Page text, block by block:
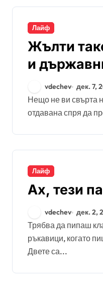
Лайф
Жълти
и
vdechev дек. 7,
Нещо не ви свърта на едно място, но времето
отдавана спря да
Лайф
Ах, тези
vdechev дек. 2,
Трябва да пипаш клавиатурата с кадифени
ръкавици, когато
Двете са...